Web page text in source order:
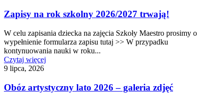
Zapisy na rok szkolny 2026/2027 trwają!
W celu zapisania dziecka na zajęcia Szkoły Maestro prosimy o
wypełnienie formularza zapisu tutaj >> W przypadku
kontynuowania nauki w roku...
Czytaj więcej
9 lipca, 2026
Obóz artystyczny lato 2026 – galeria zdjęć